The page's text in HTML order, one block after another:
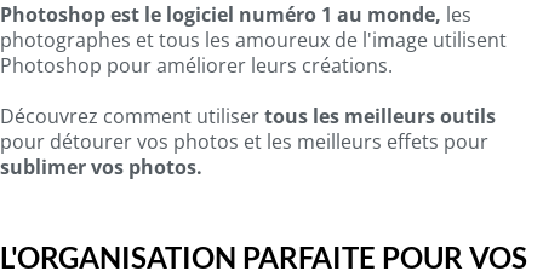
Photoshop est le logiciel numéro 1 au monde, les
photographes et tous les amoureux de l'image utilisent
Photoshop pour améliorer leurs créations.
Découvrez comment utilisertous les meilleurs outils
pour détourer vos photos et les meilleurs effets pour
sublimer vos photos.
L'ORGANISATION PARFAITE POUR VOS